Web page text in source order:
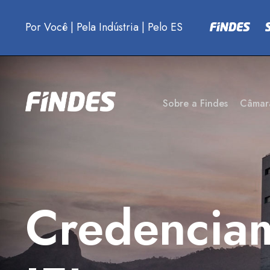
Por Você | Pela Indústria | Pelo ES
Sobre a Findes